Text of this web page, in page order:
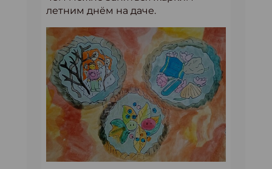
летним днём на даче.